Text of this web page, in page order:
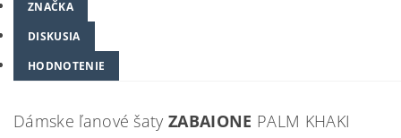
ZNAČKA
DISKUSIA
HODNOTENIE
Dámske ľanové šatyZABAIONE PALM KHAKI